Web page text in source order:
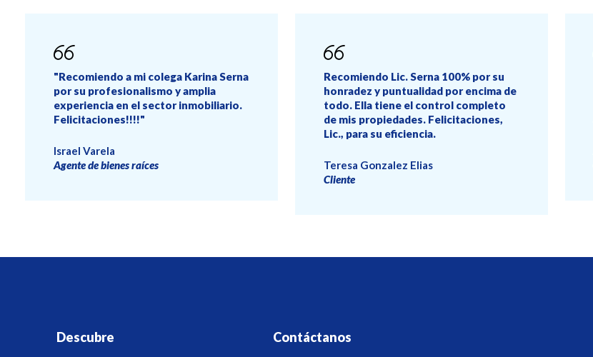
"Recomiendo a mi colega Karina Serna
por su profesionalismo y amplia
experiencia en el sector inmobiliario.
Felicitaciones!!!!"
Israel Varela
Agente de bienes raíces
Recomiendo Lic. Serna 100% por su
honradez y puntualidad por encima de
todo. Ella tiene el control completo
de mis propiedades. Felicitaciones,
Lic., para su eficiencia.
Teresa Gonzalez Elias
Cliente
Descubre Contáctanos